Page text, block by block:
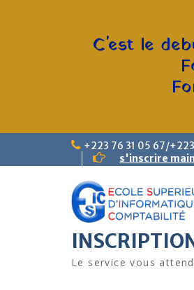
+223 76 31 05 67/
s'inscrire
Le service vous
C'est le